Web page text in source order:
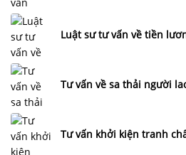
Luật sư tư vấn về tiền
Tư vấn về sa thải người
Tư vấn khởi kiện tranh